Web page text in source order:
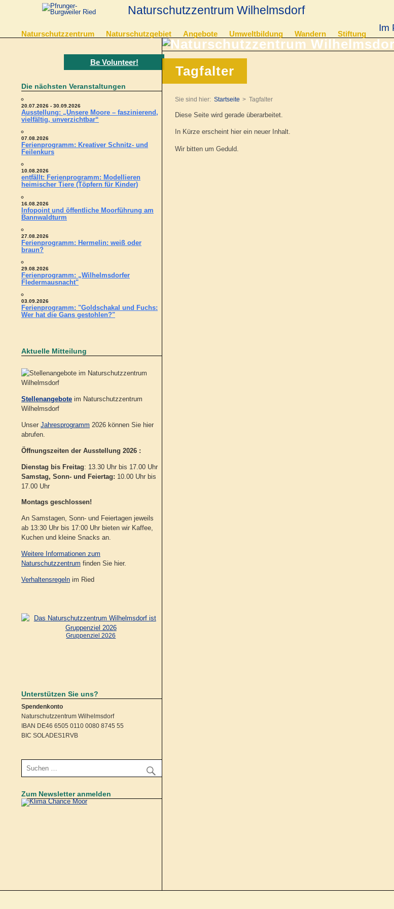
Naturschutzzentrum Wilhelmsdorf
Im
Naturschutzzentrum Naturschutzgebiet Angebote Umweltbildung Wandern Stiftung
Tagfalter
Sie sind hier: Startseite Tagfalter
Diese Seite wird gerade überarbeitet.
In Kürze erscheint hier ein neuer Inhalt.
Wir bitten um Geduld.
Be Volunteer!
Die nächsten Veranstaltungen
20.07.2026 - 30.09.2026
Ausstellung: „Unsere Moore – faszinierend,
vielfältig, unverzichtbar“
07.08.2026
Ferienprogramm: Kreativer Schnitz- und
Feilenkurs
10.08.2026
entfällt: Ferienprogramm: Modellieren
heimischer Tiere (Töpfern für Kinder)
16.08.2026
Infopoint und öffentliche Moorführung am
Bannwaldturm
27.08.2026
Ferienprogramm: Hermelin: weiß oder
braun?
29.08.2026
Ferienprogramm: „Wilhelmsdorfer
Fledermausnacht"
03.09.2026
Ferienprogramm: "Goldschakal und Fuchs:
Wer hat die Gans gestohlen?"
Aktuelle Mitteilung
Stellenangebote im Naturschutzzentrum
Wilhelmsdorf
Unser Jahresprogramm 2026 können Sie hier
abrufen.
Öffnungszeiten der Ausstellung 2026 :
Dienstag bis Freitag: 13.30 Uhr bis 17.00 Uhr
Samstag, Sonn- und Feiertag: 10.00 Uhr bis
17.00 Uhr
Montags geschlossen!
An Samstagen, Sonn- und Feiertagen jeweils
ab 13:30 Uhr bis 17:00 Uhr bieten wir Kaffee,
Kuchen und kleine Snacks an.
Weitere Informationen zum
Naturschutzzentrum finden Sie hier.
Verhaltensregeln im Ried
Gruppenziel 2026
Unterstützen Sie uns?
Spendenkonto
Naturschutzzentrum Wilhelmsdorf
IBAN DE46 6505 0110 0080 8745 55
BIC SOLADES1RVB
Zum Newsletter anmelden